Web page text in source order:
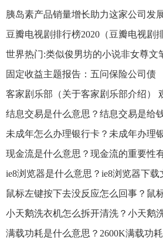
豆瓣电视剧排行榜2020（豆瓣电视剧
固定收益主题报告：五问保险公司债
客家剧乐部（关于客家剧乐部介绍）
结息交易是什么意思？结息交易是给
现金流是什么意思？现金流的重要性
ie8浏览器是什么意思？ie8浏览器下载
小天鹅洗衣机怎么拆开清洗？小天鹅
满载功耗是什么意思？2600K满载功